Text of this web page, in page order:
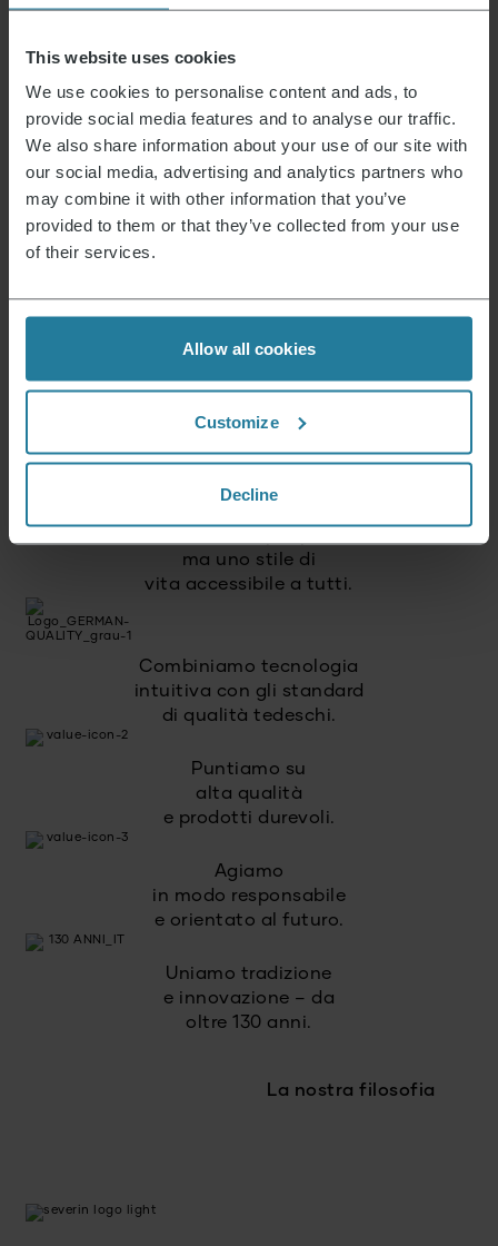
This website uses cookies
We use cookies to personalise content and ads, to
provide social media features and to analyse our traffic.
We also share information about your use of our site with
our social media, advertising and analytics partners who
may combine it with other information that you’ve
provided to them or that they’ve collected from your use
of their services.
Allow all cookies
Customize
Decline
Mescolare bene il tutto e aggiungere i
jalapeños a piacere.
Tagliare l’avocado e schiacciarlo con una
forchetta.
Aggiungere l’avocado alla salsa e mescolare
bene.
A questo punto si può tagliare il salmone in
Questo è ciò che rappresentiamo.
ma uno stile di
vita accessibile a tutti.
Combiniamo tecnologia
intuitiva con gli standard
di qualità tedeschi.
Puntiamo su
alta qualità
e prodotti durevoli.
Agiamo
in modo responsabile
e orientato al futuro.
Uniamo tradizione
e innovazione – da
oltre 130 anni.
La nostra filosofia